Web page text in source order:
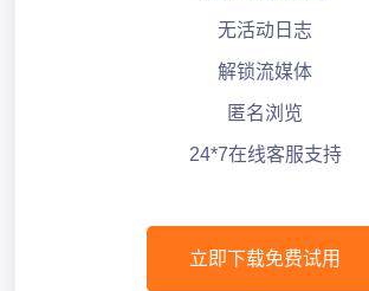
无活动日志
解锁流媒体
匿名浏览
24*7在线客服支持
立即下载免费试用